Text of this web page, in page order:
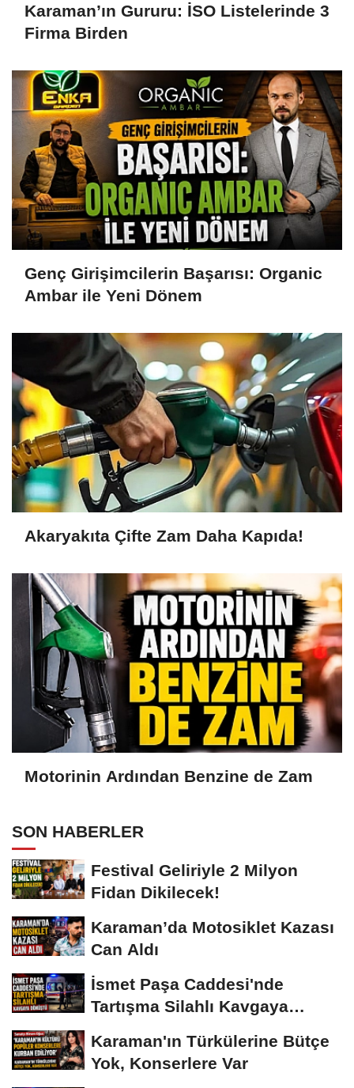
Karaman’ın Gururu: İSO Listelerinde 3
Firma Birden
Genç Girişimcilerin Başarısı: Organic
Ambar ile Yeni Dönem
Akaryakıta Çifte Zam Daha Kapıda!
Motorinin Ardından Benzine de Zam
SON HABERLER
Festival Geliriyle 2 Milyon
Fidan Dikilecek!
Karaman’da Motosiklet Kazası
Can Aldı
İsmet Paşa Caddesi'nde
Tartışma Silahlı Kavgaya
Karaman'ın Türkülerine Bütçe
Yok, Konserlere Var